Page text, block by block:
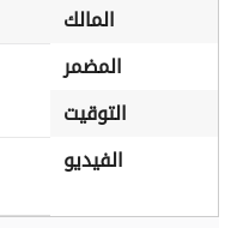
المالك
المضمر
التوقيت
الفيديو